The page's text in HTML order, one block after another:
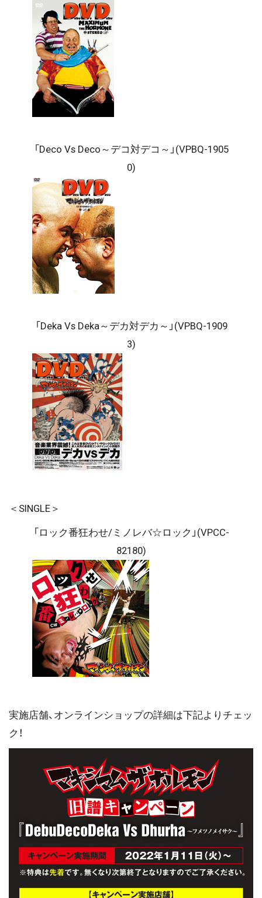
「Deco Vs Deco～デコ対デコ～」(VPBQ-1905
0)
「Deka Vs Deka～デカ対デカ～」(VPBQ-1909
3)
＜SINGLE＞
「ロック番狂わせ/ミノレバ☆ロック」(VPCC-
82180)
実施店舗、オンラインショップの詳細は下記よりチェッ
ク！